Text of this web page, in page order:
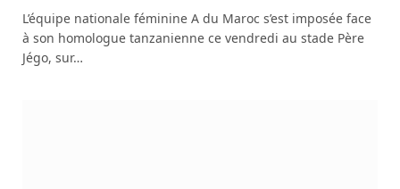
L’équipe nationale féminine A du Maroc s’est imposée face
à son homologue tanzanienne ce vendredi au stade Père
Jégo, sur…